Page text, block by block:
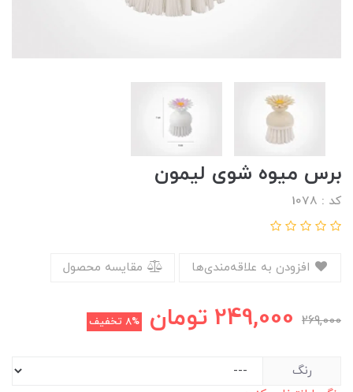
برس میوه شوی لیمون
کد : 1078
مقایسه محصول
269,000
249,000 تومان 8% تخفیف
رنگ